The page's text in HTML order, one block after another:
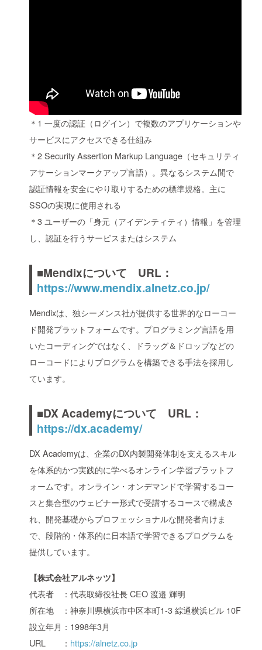
＊1 一度の認証（ログイン）で複数のアプリケーションや
サービスにアクセスできる仕組み
＊2 Security Assertion Markup Language（セキュリティ
アサーションマークアップ言語）。異なるシステム間で
認証情報を安全にやり取りするための標準規格。主に
SSOの実現に使用される
＊3 ユーザーの「身元（アイデンティティ）情報」を管理
し、認証を行うサービスまたはシステム
■Mendixについて URL：
https://www.mendix.alnetz.co.jp/
Mendixは、独シーメンス社が提供する世界的なローコー
ド開発プラットフォームです。プログラミング言語を用
いたコーディングではなく、ドラッグ＆ドロップなどの
ローコードによりプログラムを構築できる手法を採用し
ています。
■DX Academyについて URL：
https://dx.academy/
DX Academyは、企業のDX内製開発体制を支えるスキル
を体系的かつ実践的に学べるオンライン学習プラットフ
ォームです。オンライン・オンデマンドで学習するコー
スと集合型のウェビナー形式で受講するコースで構成さ
れ、開発基礎からプロフェッショナルな開発者向けま
で、段階的・体系的に日本語で学習できるプログラムを
提供しています。
【株式会社アルネッツ】
代表者 ：代表取締役社長 CEO 渡邉 輝明
所在地 ：神奈川県横浜市中区本町1-3 綜通横浜ビル 10F
設立年月：1998年3月
URL ： https://alnetz.co.jp